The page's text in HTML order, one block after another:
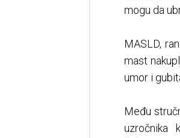
mogu da
MASLD,
mast
umor i
Među
uzročnika